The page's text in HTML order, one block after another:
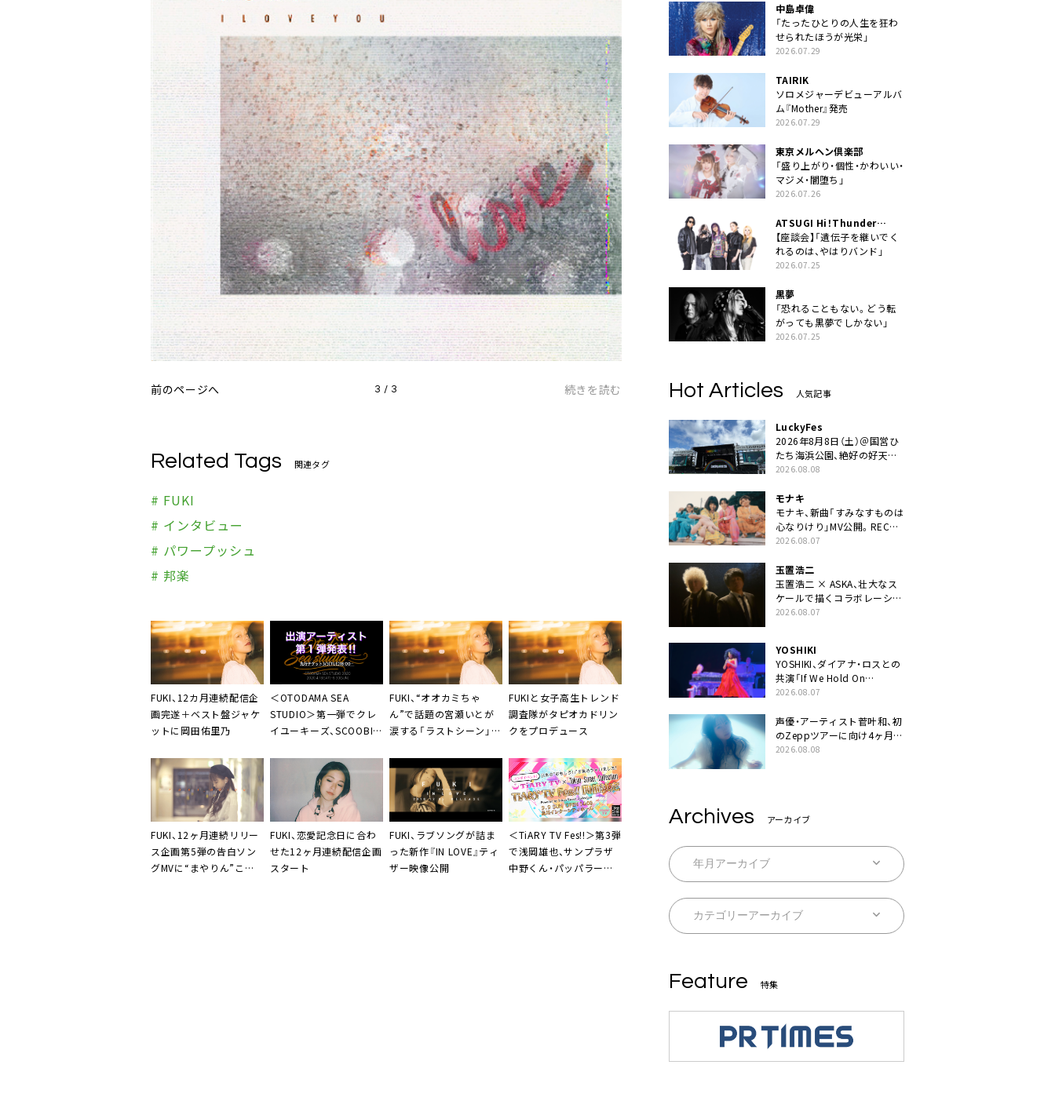
前のページへ 3 / 3 続きを読む
Related Tags 関連タグ
# FUKI
# インタビュー
# パワープッシュ
# 邦楽
FUKI、12カ月連続配信企
画完遂＋ベスト盤ジャケ
ットに岡田佑里乃
＜OTODAMA SEA
STUDIO＞第一弾でクレ
イユーキーズ、SCOOBIE
FUKI、“オオカミちゃ
ん”で話題の宮瀬いとが
涙する「ラストシーン」の
FUKI と女子高生トレンド
調査隊がタピオカドリン
クをプロデュース
FUKI、12ヶ月連続リリー
ス企画第5弾の告白ソン
グMVに“まやりん”こと
FUKI、恋愛記念日に合わ
せた12ヶ月連続配信企画
スタート
FUKI、ラブソングが詰ま
った新作『IN LOVE』ティ
ザー映像公開
＜TiARY TV Fes!!＞第3弾
で浅岡雄也、サンプラザ
中野くん・パッパラー河
中島卓偉
「たったひとりの人生を狂わ
せられたほうが光栄」
2026.07.29
TAIRIK
ソロメジャーデビューアルバ
ム『Mother』発売
2026.07.29
東京メルヘン倶楽部
「盛り上がり・個性・かわいい・
マジメ・闇堕ち」
2026.07.26
ATSUGI Hi！Thunder
Rock Festival
【座談会】「遺伝子を継いでく
れるのは、やはりバンド」
2026.07.25
黒夢
「恐れることもない。どう転
がっても黒夢でしかない」
2026.07.25
Hot Articles 人気記事
LuckyFes
2026年8月8日（土）＠国営ひ
たち海浜公園、絶好の好天の
中＜LuckyFes’26＞開幕
2026.08.08
モナキ
モナキ、新曲「すみなすものは
心なりけり」MV公開。RECの
ギターにEvery Little Thing・
2026.08.07
玉置浩二
玉置浩二 × ASKA、壮大なス
ケールで描くコラボレーショ
ン曲「音銀河」リリース決定。
2026.08.07
YOSHIKI
YOSHIKI、ダイアナ・ロスとの
共演「If We Hold On
Together」ライブ映像公開
2026.08.07
声優・アーティスト菅叶和、初
のZeppツアーに向け4ヶ月連
続配信
2026.08.08
Archives アーカイブ
Feature 特集